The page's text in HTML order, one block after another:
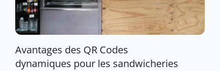
Avantages des QR Codes
dynamiques pour les sandwicheries